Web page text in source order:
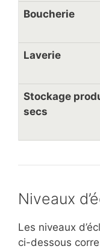
Boucherie
Laverie
Stockage
secs
Niveaux
Les niveaux
ci-dessous